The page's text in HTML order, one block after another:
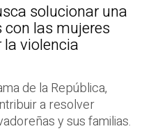
solucionar una
las mujeres
violencia
de la República,
a resolver
y sus familias.